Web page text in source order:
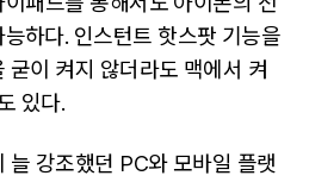
하다. 인스턴트 핫스팟 기능을
굳이 켜지 않더라도 맥에서 켜
있다.
늘 강조했던 PC와 모바일 플랫